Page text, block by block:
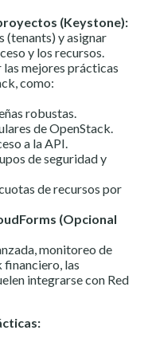
(Keystone):
(tenants) y asignar
y los recursos.
mejores prácticas
como:
robustas.
de OpenStack.
a la API.
de seguridad y
de recursos por
(Opcional
monitoreo de
financiero, las
integrarse con Red